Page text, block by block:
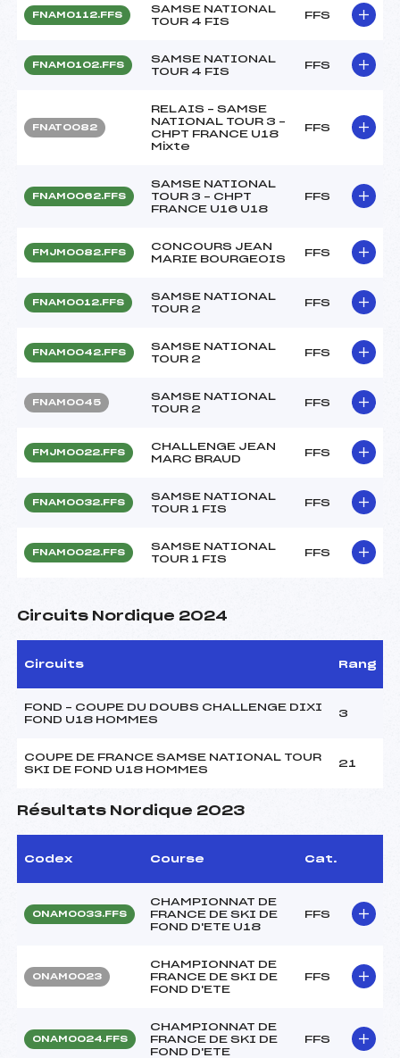
FNAM0112.FFS
SAMSE NATIONAL
TOUR 4 FIS
FFS
FNAM0102.FFS
SAMSE NATIONAL
TOUR 4 FIS
FFS
FNAT0082
RELAIS – SAMSE
NATIONAL TOUR 3 –
CHPT FRANCE U18
Mixte
FFS
FNAM0062.FFS
SAMSE NATIONAL
TOUR 3 – CHPT
FRANCE U16 U18
FFS
FMJM0082.FFS
CONCOURS JEAN
MARIE BOURGEOIS
FFS
FNAM0012.FFS
SAMSE NATIONAL
TOUR 2
FFS
FNAM0042.FFS
SAMSE NATIONAL
TOUR 2
FFS
FNAM0045
SAMSE NATIONAL
TOUR 2
FFS
FMJM0022.FFS
CHALLENGE JEAN
MARC BRAUD
FFS
FNAM0032.FFS
SAMSE NATIONAL
TOUR 1 FIS
FFS
FNAM0022.FFS
SAMSE NATIONAL
TOUR 1 FIS
FFS
Circuits Nordique 2024
Circuits Rang
FOND – COUPE DU DOUBS CHALLENGE DIXI
FOND U18 HOMMES
3
COUPE DE FRANCE SAMSE NATIONAL TOUR
SKI DE FOND U18 HOMMES
21
Résultats Nordique 2023
Codex Course Cat.
ONAM0033.FFS
CHAMPIONNAT DE
FRANCE DE SKI DE
FOND D'ETE U18
FFS
ONAM0023
CHAMPIONNAT DE
FRANCE DE SKI DE
FOND D'ETE
FFS
ONAM0024.FFS
CHAMPIONNAT DE
FRANCE DE SKI DE
FOND D'ETE
FFS